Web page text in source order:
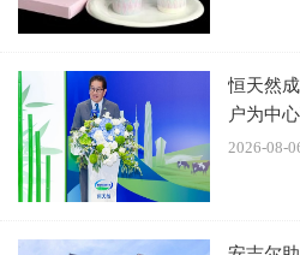
文学性的基础在于前后统
妃，洗碗机则赐名“碗贵人”；
文学还要有一定的想象，
为什么给扫地机取名“秦王”。
“因为秦王扫六合。”
恒天然
户为中
2026-08-